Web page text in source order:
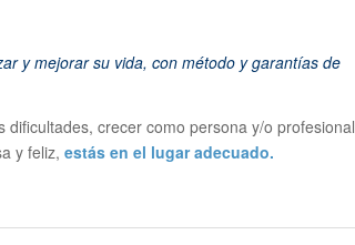
y mejorar su vida, con método y garantías de
dificultades, crecer como persona y/o profesional
y feliz, estás en el lugar adecuado.